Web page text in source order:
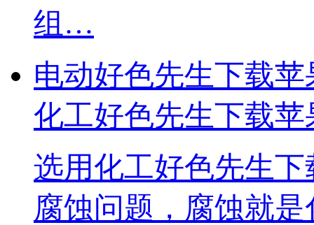
组…
电动好色先生下载
化工好色先生下载
选用化工好色先生下
腐蚀问题，腐蚀